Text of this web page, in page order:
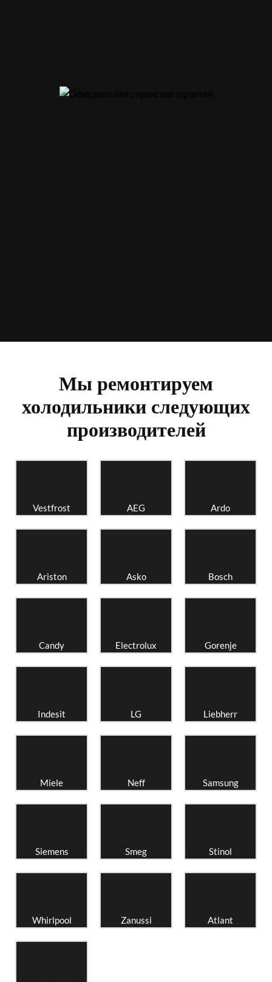
Мы ремонтируем
холодильники следующих
производителей
Vestfrost AEG Ardo
Ariston Asko Bosch
Candy Electrolux Gorenje
Indesit LG Liebherr
Miele Neff Samsung
Siemens Smeg Stinol
Whirlpool Zanussi Atlant